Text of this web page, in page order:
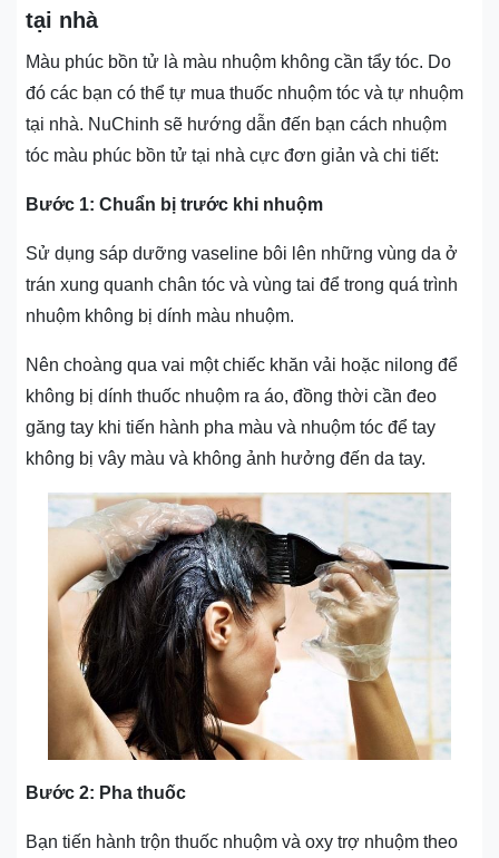
tại nhà
Màu phúc bồn tử là màu nhuộm không cần tẩy tóc. Do
đó các bạn có thể tự mua thuốc nhuộm tóc và tự nhuộm
tại nhà. NuChinh sẽ hướng dẫn đến bạn cách nhuộm
tóc màu phúc bồn tử tại nhà cực đơn giản và chi tiết:
Bước 1: Chuẩn bị trước khi nhuộm
Sử dụng sáp dưỡng vaseline bôi lên những vùng da ở
trán xung quanh chân tóc và vùng tai để trong quá trình
nhuộm không bị dính màu nhuộm.
Nên choàng qua vai một chiếc khăn vải hoặc nilong để
không bị dính thuốc nhuộm ra áo, đồng thời cần đeo
găng tay khi tiến hành pha màu và nhuộm tóc để tay
không bị vây màu và không ảnh hưởng đến da tay.
Bước 2: Pha thuốc
Bạn tiến hành trộn thuốc nhuộm và oxy trợ nhuộm theo